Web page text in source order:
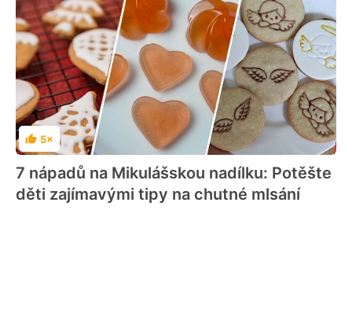
Hodnocení
5×
7 nápadů na Mikulášskou nadílku: Potěšte
děti zajímavými tipy na chutné mlsání